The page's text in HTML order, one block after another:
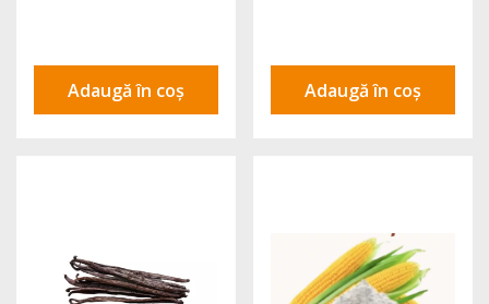
Adaugă în coș Adaugă în coș